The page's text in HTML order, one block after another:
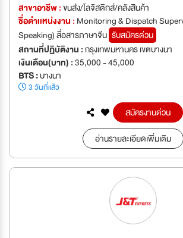
สาขาอาชีพ :ขนส่ง/โลจิสติกส์/คลังสินค้า
ชื่อตำเเหน่งงาน : Monitoring & Dispatch
Speaking) สื่อสารภาษาจีน รับสมัครด่วน
สถานที่ปฏิบัติงาน :กรุงเทพมหานคร เขตบางนา
เงินเดือน(บาท) :35,000 - 45,000
BTS :บางนา
3 วันที่แล้ว
สมัครงานด่วน
อ่านรายละเอียดเพิ่มเติม